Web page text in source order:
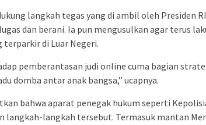
langkah tegas yang di ambil oleh Presiden
dan berani. Ia pun mengusulkan agar terus
terparkir di Luar Negeri.
pemberantasan judi online cuma bagian
domba antar anak bangsa,” ucapnya.
bahwa aparat penegak hukum seperti
langkah-langkah tersebut. Termasuk mantan